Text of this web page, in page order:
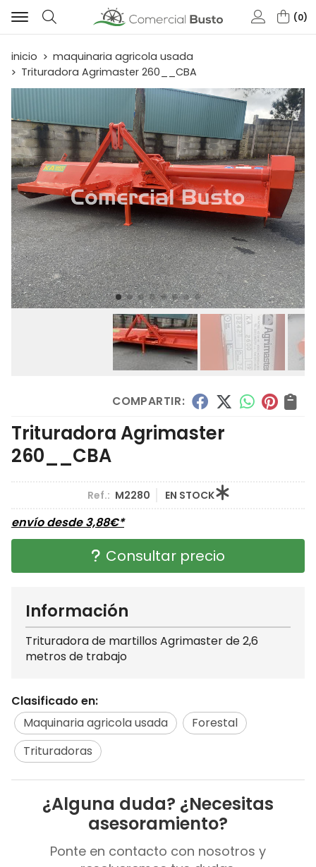
Buscar
0
inicio
maquinaria agricola usada
Trituradora Agrimaster 260__CBA
COMPARTIR:
Trituradora Agrimaster
260__CBA
Ref.: M2280 EN STOCK
envío desde3,88€*
Consultar precio
Información
Trituradora de martillos Agrimaster de 2,6
metros de trabajo
Clasificado en:
Maquinaria agricola usada
Forestal
Trituradoras
¿Alguna duda? ¿Necesitas
asesoramiento?
Ponte en contacto con nosotros y